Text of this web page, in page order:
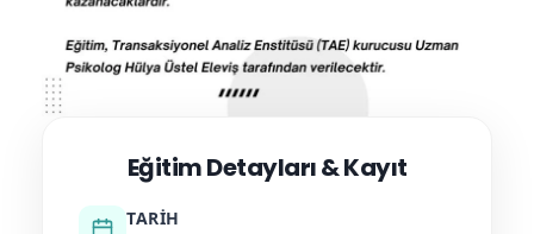
Eğitim Detayları & Kayıt
TARIH